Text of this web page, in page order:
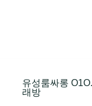
유성룸싸롱
래방